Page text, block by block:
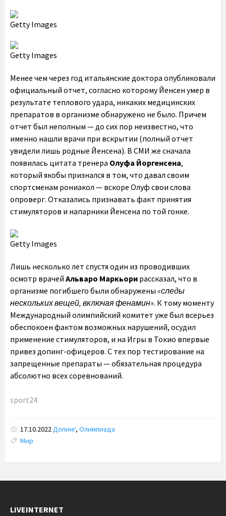
Getty Images
Getty Images
Менее чем через год итальянские доктора опубликовали
официальный отчет, согласно которому Йенсен умер в
результате теплового удара, никаких медицинских
препаратов в организме обнаружено не было. Причем
отчет был неполным — до сих пор неизвестно, что
именно нашли врачи при вскрытии (полный отчет
увидели лишь родные Йенсена). В СМИ же сначала
появилась цитата тренера Олуфа Йоргенсена,
который якобы признался в том, что давал своим
спортсменам рониакол — вскоре Олуф свои слова
опроверг. Отказались признавать факт принятия
стимуляторов и напарники Йенсена по той гонке.
Getty Images
Лишь несколько лет спустя один из проводивших
осмотр врачей Альваро Маркьори рассказал, что в
организме погибшего были обнаружены «следы
нескольких вещей, включая фенамин». К тому моменту
Международный олимпийский комитет уже был всерьез
обеспокоен фактом возможных нарушений, осудил
применение стимуляторов, и на Игры в Токио впервые
привез допинг-офицеров. С тех пор тестирование на
запрещенные препараты — обязательная процедура
абсолютно всех соревнований.
sport24
17.10.2022Допинг, Олимпиада
Tags:
Мир
LIVEINTERNET